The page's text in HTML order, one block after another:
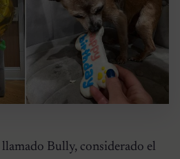
llamado Bully, considerado el